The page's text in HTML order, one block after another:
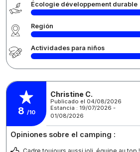
Écologie développement durable
Región
Actividades para niños
8 /10
Christine C.
Publicado el 04/08/2026
Estancia : 19/07/2026 -
01/08/2026
Opiniones sobre el camping :